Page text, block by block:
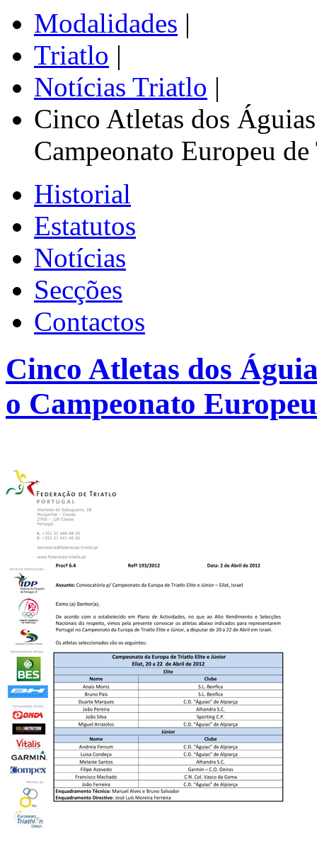
Modalidades |
Triatlo |
Notícias Triatlo |
Cinco Atletas dos
Campeonato Europeu
Historial
Estatutos
Notícias
Secções
Contactos
Cinco Atletas dos
o Campeonato